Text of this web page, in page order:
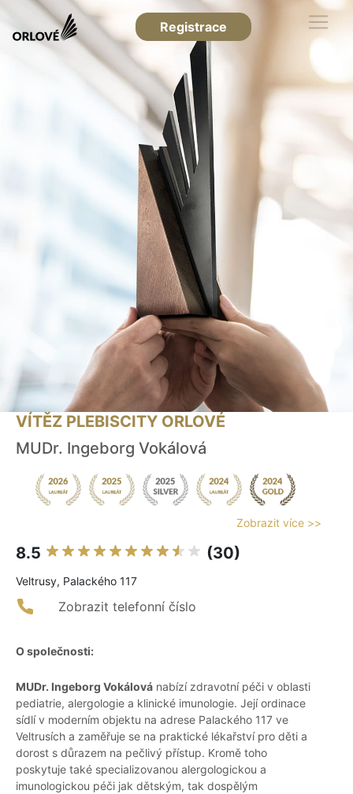
Registrace
VÍTĚZ PLEBISCITY ORLOVÉ
MUDr. Ingeborg Vokálová
Zobrazit více >>
8.5 (30)
Veltrusy, Palackého 117
Zobrazit telefonní číslo
O společnosti:
MUDr. Ingeborg Vokálová nabízí zdravotní péči v oblasti
pediatrie, alergologie a klinické imunologie. Její ordinace
sídlí v moderním objektu na adrese Palackého 117 ve
Veltrusích a zaměřuje se na praktické lékařství pro děti a
dorost s důrazem na pečlivý přístup. Kromě toho
poskytuje také specializovanou alergologickou a
imunologickou péči jak dětským, tak dospělým